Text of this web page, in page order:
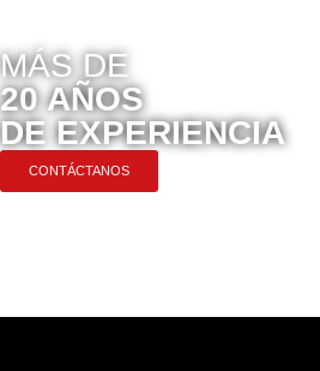
MÁS DE
20 AÑOS
DE EXPERIENCIA
CONTÁCTANOS